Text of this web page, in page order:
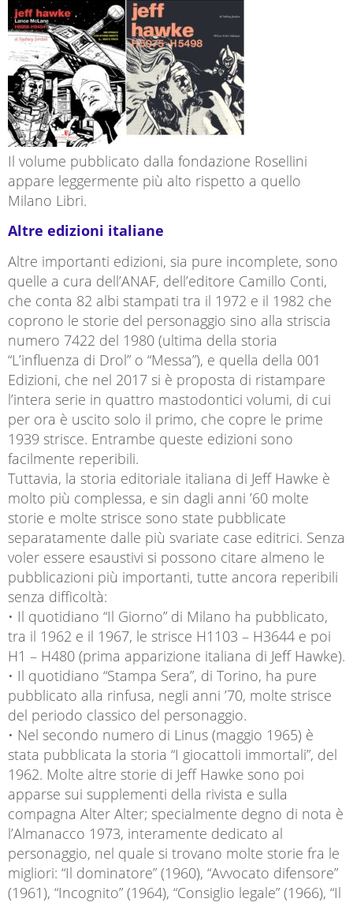
Il volume pubblicato dalla fondazione Rosellini
appare leggermente più alto rispetto a quello
Milano Libri.
Altre edizioni italiane
Altre importanti edizioni, sia pure incomplete, sono
quelle a cura dell’ANAF, dell’editore Camillo Conti,
che conta 82 albi stampati tra il 1972 e il 1982 che
coprono le storie del personaggio sino alla striscia
numero 7422 del 1980 (ultima della storia
“L’influenza di Drol” o “Messa”), e quella della 001
Edizioni, che nel 2017 si è proposta di ristampare
l’intera serie in quattro mastodontici volumi, di cui
per ora è uscito solo il primo, che copre le prime
1939 strisce. Entrambe queste edizioni sono
facilmente reperibili.
Tuttavia, la storia editoriale italiana di Jeff Hawke è
molto più complessa, e sin dagli anni ’60 molte
storie e molte strisce sono state pubblicate
separatamente dalle più svariate case editrici. Senza
voler essere esaustivi si possono citare almeno le
pubblicazioni più importanti, tutte ancora reperibili
senza difficoltà:
• Il quotidiano “Il Giorno” di Milano ha pubblicato,
tra il 1962 e il 1967, le strisce H1103 – H3644 e poi
H1 – H480 (prima apparizione italiana di Jeff Hawke).
• Il quotidiano “Stampa Sera”, di Torino, ha pure
pubblicato alla rinfusa, negli anni ’70, molte strisce
del periodo classico del personaggio.
• Nel secondo numero di Linus (maggio 1965) è
stata pubblicata la storia “I giocattoli immortali”, del
1962. Molte altre storie di Jeff Hawke sono poi
apparse sui supplementi della rivista e sulla
compagna Alter Alter; specialmente degno di nota è
l’Almanacco 1973, interamente dedicato al
personaggio, nel quale si trovano molte storie fra le
migliori: “Il dominatore” (1960), “Avvocato difensore”
(1961), “Incognito” (1964), “Consiglio legale” (1966), “Il